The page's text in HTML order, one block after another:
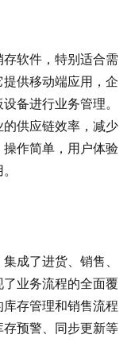
软件，特别适合需
供移动端应用，企
备进行业务管理。
供应链效率，减少
作简单，用户体验
成了进货、销售、
业务流程的全面覆
存管理和销售流程
预警、同步更新等